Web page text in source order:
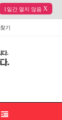
1일간 열지 않음 X
찾기